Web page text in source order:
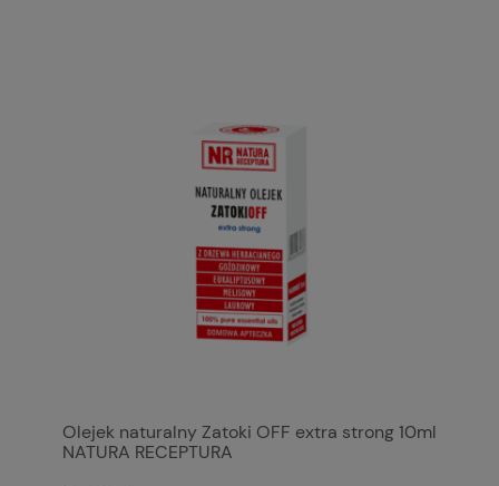
Olejek naturalny Zatoki OFF extra strong 10ml
NATURA RECEPTURA